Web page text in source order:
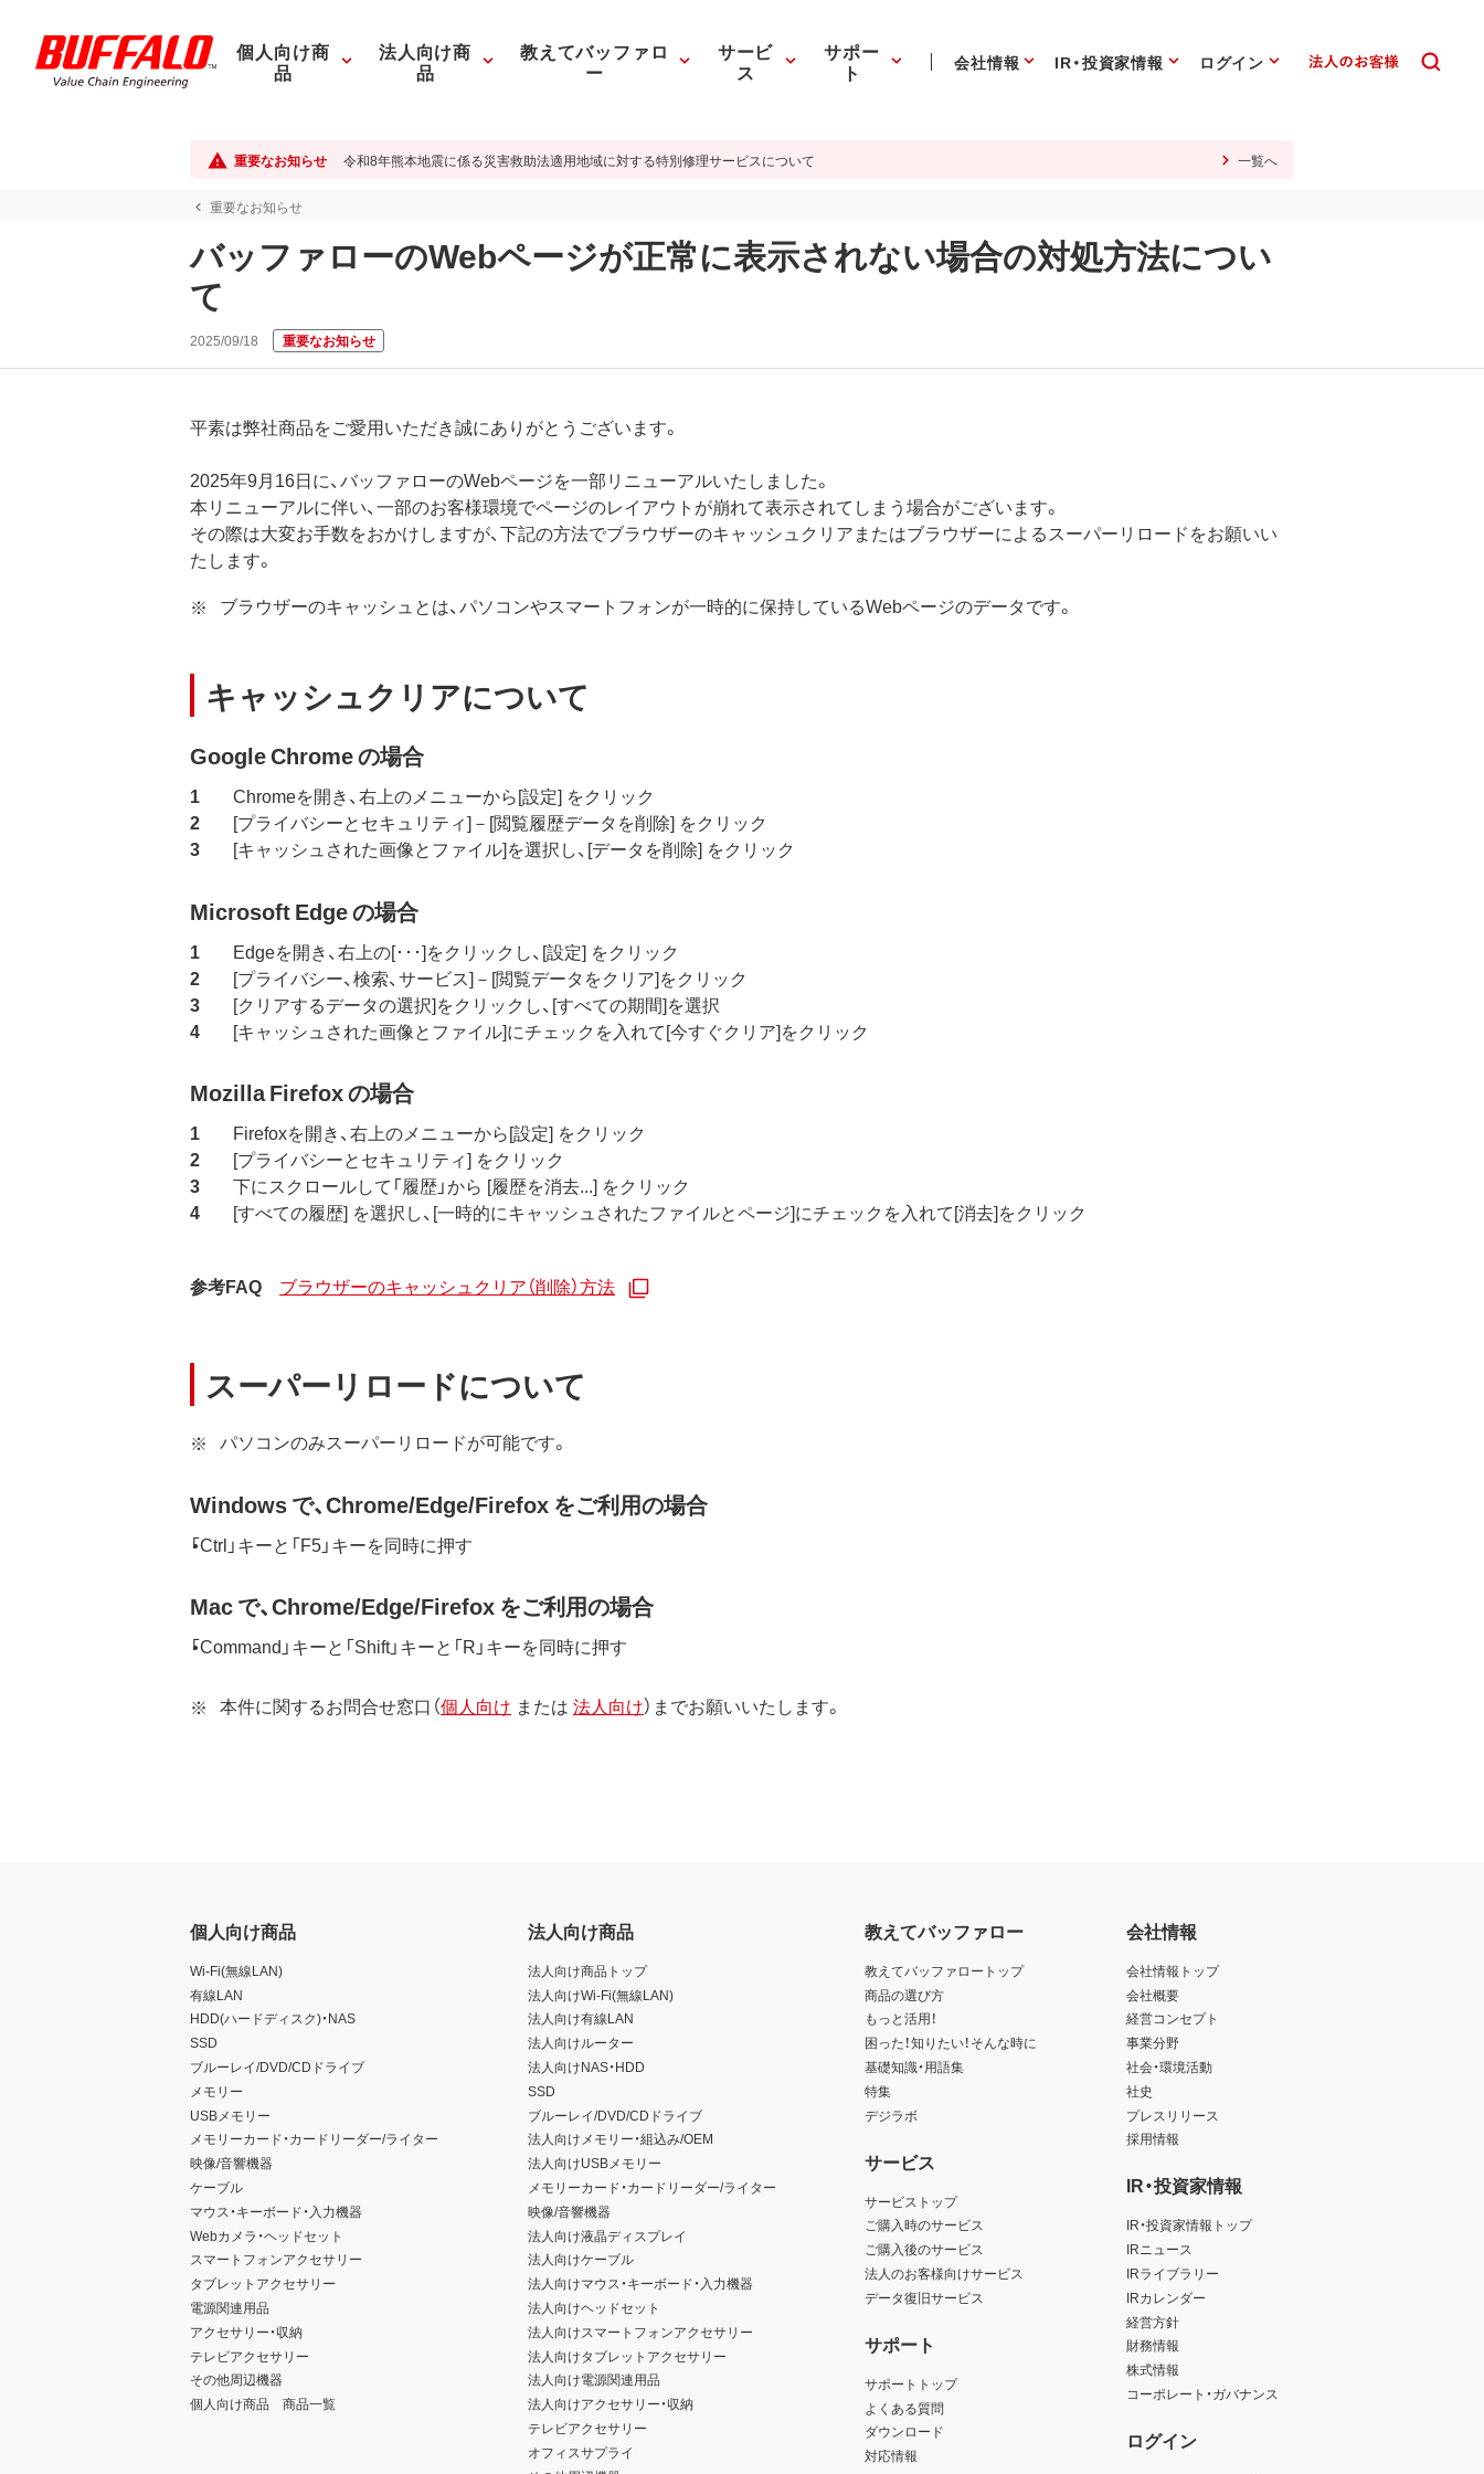
個人向け商
品
法人向け商
品
教えてバッファロ
ー
サービ
ス
サポー
ト 会社情報 IR・投資家情報 ログイン
重要なお知らせ 令和8年熊本地震に係る災害救助法適用地域に対する特別修理サービスについて 一覧へ
重要なお知らせ
バッファローのWebページが正常に表示されない場合の対処方法につい
て
2025/09/18 重要なお知らせ
平素は弊社商品をご愛用いただき誠にありがとうございます。
2025年9月16日に、バッファローのWebページを一部リニューアルいたしました。
本リニューアルに伴い、一部のお客様環境でページのレイアウトが崩れて表示されてしまう場合がございます。
その際は大変お手数をおかけしますが、下記の方法でブラウザーのキャッシュクリアまたはブラウザーによるスーパーリロードをお願いい
たします。
ブラウザーのキャッシュとは、パソコンやスマートフォンが一時的に保持しているWebページのデータです。
キャッシュクリアについて
Google Chrome の場合
Chromeを開き、右上のメニューから[設定] をクリック
[プライバシーとセキュリティ]－[閲覧履歴データを削除] をクリック
[キャッシュされた画像とファイル]を選択し、[データを削除] をクリック
Microsoft Edge の場合
Edgeを開き、右上の[･･･]をクリックし、[設定] をクリック
[プライバシー、検索、サービス]－[閲覧データをクリア]をクリック
[クリアするデータの選択]をクリックし、[すべての期間]を選択
[キャッシュされた画像とファイル]にチェックを入れて[今すぐクリア]をクリック
Mozilla Firefox の場合
Firefoxを開き、右上のメニューから[設定] をクリック
[プライバシーとセキュリティ] をクリック
下にスクロールして「履歴」から [履歴を消去...] をクリック
[すべての履歴] を選択し、[一時的にキャッシュされたファイルとページ]にチェックを入れて[消去]をクリック
参考FAQ ブラウザーのキャッシュクリア（削除）方法
スーパーリロードについて
パソコンのみスーパーリロードが可能です。
Windows で、Chrome/Edge/Firefox をご利用の場合
「Ctrl」キーと「F5」キーを同時に押す
Mac で、Chrome/Edge/Firefox をご利用の場合
「Command」キーと「Shift」キーと「R」キーを同時に押す
本件に関するお問合せ窓口（個人向け または 法人向け）までお願いいたします。
個人向け商品
Wi-Fi(無線LAN)
有線LAN
HDD(ハードディスク)・NAS
SSD
ブルーレイ/DVD/CDドライブ
メモリー
USBメモリー
メモリーカード・カードリーダー/ライター
映像/音響機器
ケーブル
マウス・キーボード・入力機器
Webカメラ・ヘッドセット
スマートフォンアクセサリー
タブレットアクセサリー
電源関連用品
アクセサリー・収納
テレビアクセサリー
その他周辺機器
個人向け商品 商品一覧
法人向け商品
法人向け商品トップ
法人向けWi-Fi(無線LAN)
法人向け有線LAN
法人向けルーター
法人向けNAS・HDD
SSD
ブルーレイ/DVD/CDドライブ
法人向けメモリー・組込み/OEM
法人向けUSBメモリー
メモリーカード・カードリーダー/ライター
映像/音響機器
法人向け液晶ディスプレイ
法人向けケーブル
法人向けマウス・キーボード・入力機器
法人向けヘッドセット
法人向けスマートフォンアクセサリー
法人向けタブレットアクセサリー
法人向け電源関連用品
法人向けアクセサリー・収納
テレビアクセサリー
オフィスサプライ
教えてバッファロー
教えてバッファロートップ
商品の選び方
もっと活用！
困った！知りたい！そんな時に
基礎知識・用語集
特集
デジラボ
サービス
サービストップ
ご購入時のサービス
ご購入後のサービス
法人のお客様向けサービス
データ復旧サービス
サポート
サポートトップ
よくある質問
ダウンロード
対応情報
会社情報
会社情報トップ
会社概要
経営コンセプト
事業分野
社会・環境活動
社史
プレスリリース
採用情報
IR・投資家情報
IR・投資家情報トップ
IRニュース
IRライブラリー
IRカレンダー
経営方針
財務情報
株式情報
コーポレート・ガバナンス
ログイン